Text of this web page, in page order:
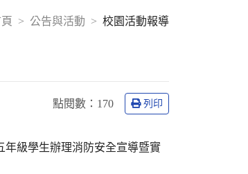
公告與活動 校園活動報導
點閱數： 170 列印
年級學生辦理消防安全宣導暨實